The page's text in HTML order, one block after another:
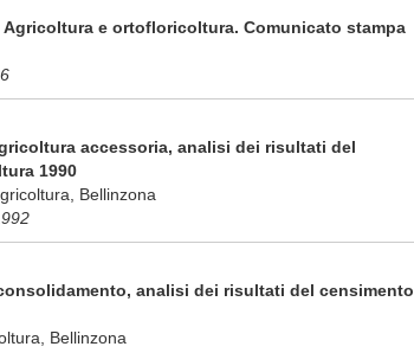
Agricoltura e ortofloricoltura. Comunicato stampa
accessoria, analisi dei risultati del
1990
Bellinzona
analisi dei risultati del censimento
Bellinzona